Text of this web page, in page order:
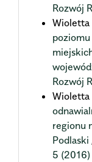
Rozwój
Wioletta
Rozwój
Wioletta
regionu
Podlaski
5 (2016)